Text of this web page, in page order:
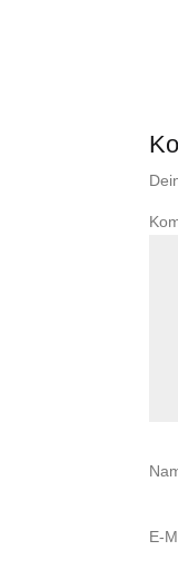
E-